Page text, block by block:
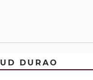
DURAO